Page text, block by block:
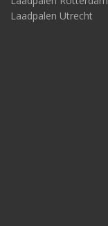
Laadpalen Utrecht